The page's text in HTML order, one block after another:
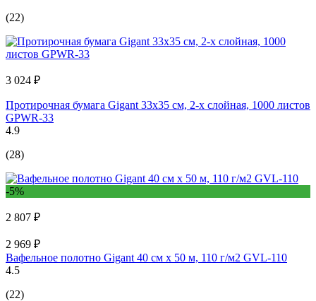
(22)
3 024 ₽
Протирочная бумага Gigant 33x35 см, 2-х слойная, 1000 листов
GPWR-33
4.9
(28)
-5%
2 807 ₽
2 969 ₽
Вафельное полотно Gigant 40 см х 50 м, 110 г/м2 GVL-110
4.5
(22)